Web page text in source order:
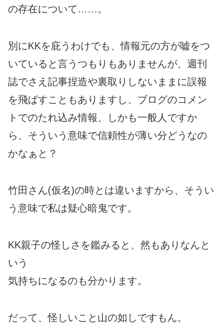
の存在について……。
別にKKを庇うわけでも、情報元の方が嘘をつ
いていると言うつもりもありませんが、週刊
誌でさえ記事捏造や裏取りしないままに誤報
を飛ばすこともありますし、ブログのコメン
トでのたれ込み情報、しかも一般人ですか
ら、そういう意味で信頼性が薄い分どうなの
かなぁと？
竹田さん(仮名)の時とは違いますから、そうい
う意味で私は疑心暗鬼です。
KK親子の怪しさを鑑みると、然もありなんと
いう
気持ちになるのも分かります。
だって、怪しいこと山の如しですもん。